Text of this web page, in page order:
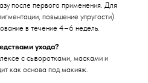
после первого применения. Для
повышение упругости)
в течение 4–6 недель.
ухода?
с сыворотками, масками и
как основа под макияж.